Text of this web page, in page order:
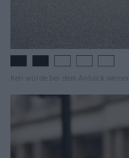
Ken würde bei dem Anblick weinen.